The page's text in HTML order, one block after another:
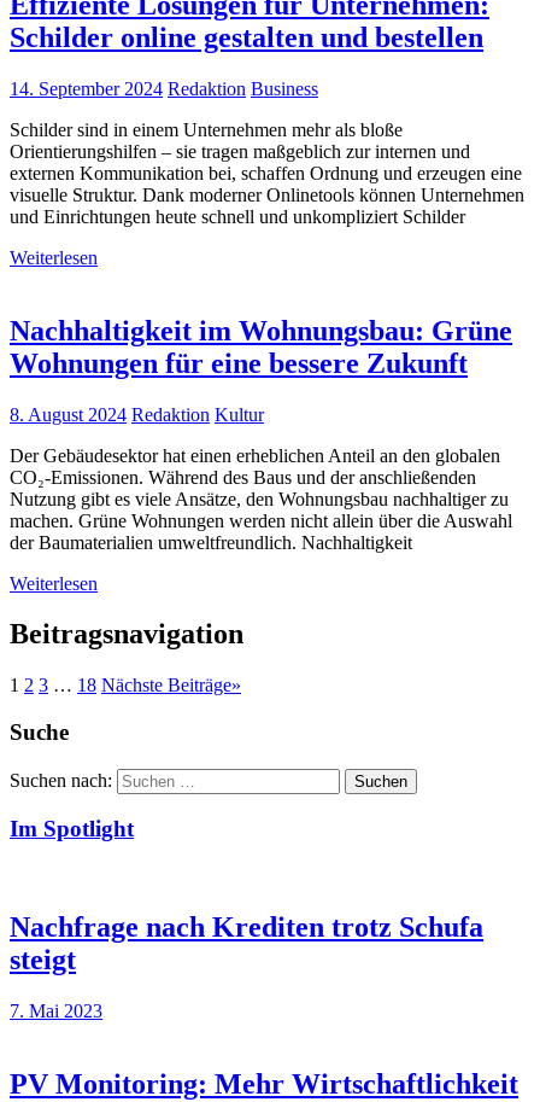
Schilder online gestalten und bestellen
14. September 2024 Redaktion Business
Schilder sind in einem Unternehmen mehr als bloße
Orientierungshilfen – sie tragen maßgeblich zur internen und
externen Kommunikation bei, schaffen Ordnung und erzeugen eine
visuelle Struktur. Dank moderner Onlinetools können Unternehmen
und Einrichtungen heute schnell und unkompliziert Schilder
Weiterlesen
Nachhaltigkeit im Wohnungsbau: Grüne
Wohnungen für eine bessere Zukunft
8. August 2024 Redaktion Kultur
Der Gebäudesektor hat einen erheblichen Anteil an den globalen
CO₂-Emissionen. Während des Baus und der anschließenden
Nutzung gibt es viele Ansätze, den Wohnungsbau nachhaltiger zu
machen. Grüne Wohnungen werden nicht allein über die Auswahl
der Baumaterialien umweltfreundlich. Nachhaltigkeit
Weiterlesen
Beitragsnavigation
1 2 3 … 18 Nächste Beiträge»
Suche
Suchen nach: Suchen
Im Spotlight
Nachfrage nach Krediten trotz Schufa
steigt
7. Mai 2023
PV Monitoring: Mehr Wirtschaftlichkeit